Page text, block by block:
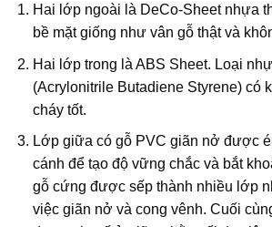
Hai lớp ngoài là DeCo-Sheet nhựa
bề mặt giống như vân gỗ thật và
Hai lớp trong là ABS Sheet. Loại
(Acrylonitrile Butadiene Styrene) có
cháy tốt.
Lớp giữa có gỗ PVC giãn nở được
cánh để tạo độ vững chắc và bắt
gỗ cứng được sếp thành nhiều lớp
việc giãn nở và cong vênh. Cuối